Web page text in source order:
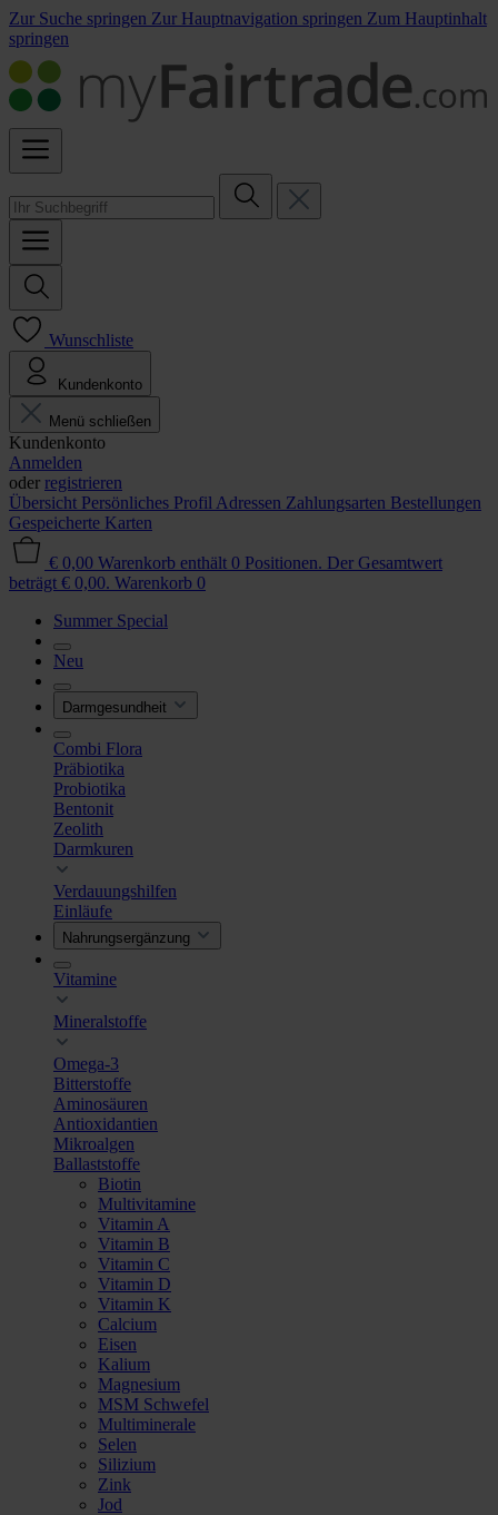
Zur Suche springen Zur Hauptnavigation springen Zum Hauptinhalt
springen
Wunschliste
Kundenkonto
Menü schließen
Kundenkonto
Anmelden
oder registrieren
Übersicht Persönliches Profil Adressen Zahlungsarten Bestellungen
Gespeicherte Karten
€ 0,00 Warenkorb enthält 0 Positionen. Der Gesamtwert
beträgt € 0,00. Warenkorb 0
Summer Special
Neu
Darmgesundheit
Combi Flora
Präbiotika
Probiotika
Bentonit
Zeolith
Darmkuren
Verdauungshilfen
Einläufe
Nahrungsergänzung
Vitamine
Mineralstoffe
Omega-3
Bitterstoffe
Aminosäuren
Antioxidantien
Mikroalgen
Ballaststoffe
Biotin
Multivitamine
Vitamin A
Vitamin B
Vitamin C
Vitamin D
Vitamin K
Calcium
Eisen
Kalium
Magnesium
MSM Schwefel
Multiminerale
Selen
Silizium
Zink
Jod